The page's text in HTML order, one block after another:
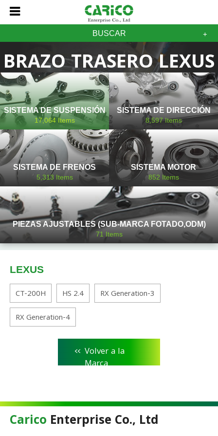
BUSCAR
BRAZO TRASERO LEXUS
SISTEMA DE SUSPENSIÓN
17,064Items
SISTEMA DE DIRECCIÓN
8,597Items
SISTEMA DE FRENOS
5,313 Items
SISTEMA MOTOR
852 Items
PIEZAS AJUSTABLES (SUB-MARCA FOTADO,ODM)
71Items
LEXUS
CT-200H HS 2.4
RX Generation-3
RX Generation-4
<< Volver a la
Marca
Carico Enterprise Co., Ltd